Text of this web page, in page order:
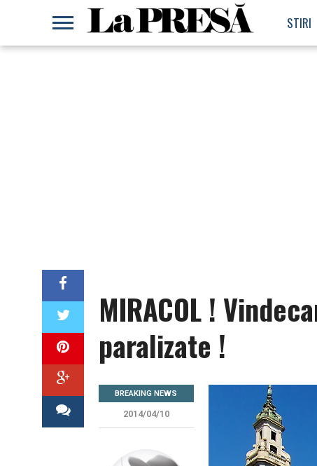
STIRI
MIRACOL !
paralizate !
BREAKING NEWS
2014/04/10